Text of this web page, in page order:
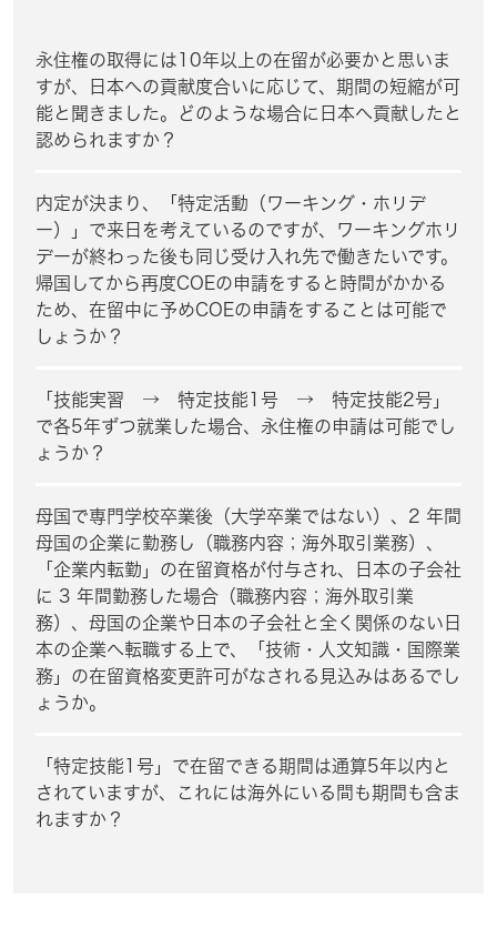
永住権の取得には10年以上の在留が必要かと思いま
すが、日本への貢献度合いに応じて、期間の短縮が可
能と聞きました。どのような場合に日本へ貢献したと
認められますか？
内定が決まり、「特定活動（ワーキング・ホリデ
ー）」で来日を考えているのですが、ワーキングホリ
デーが終わった後も同じ受け入れ先で働きたいです。
帰国してから再度COEの申請をすると時間がかかる
ため、在留中に予めCOEの申請をすることは可能で
しょうか？
「技能実習 → 特定技能1号 → 特定技能2号」
で各5年ずつ就業した場合、永住権の申請は可能でし
ょうか？
母国で専門学校卒業後（大学卒業ではない）、2 年間
母国の企業に勤務し（職務内容；海外取引業務）、
「企業内転勤」の在留資格が付与され、日本の子会社
に 3 年間勤務した場合（職務内容；海外取引業
務）、母国の企業や日本の子会社と全く関係のない日
本の企業へ転職する上で、「技術・人文知識・国際業
務」の在留資格変更許可がなされる見込みはあるでし
ょうか。
「特定技能1号」で在留できる期間は通算5年以内と
されていますが、これには海外にいる間も期間も含ま
れますか？